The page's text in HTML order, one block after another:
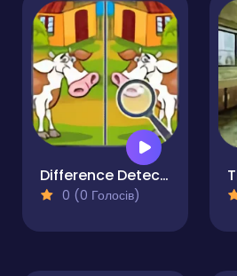
Difference Detective- Find them!
0 (0 Голосів)